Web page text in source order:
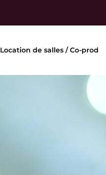
Location de salles / Co-prod